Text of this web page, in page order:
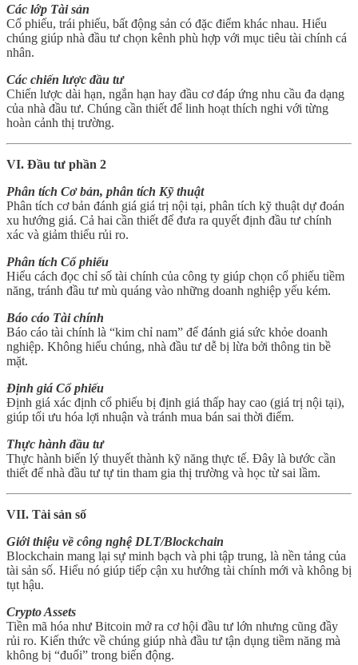
Các lớp Tài sản
Cổ phiếu, trái phiếu, bất động sản có đặc điểm khác nhau. Hiểu
chúng giúp nhà đầu tư chọn kênh phù hợp với mục tiêu tài chính cá
nhân.
Các chiến lược đầu tư
Chiến lược dài hạn, ngắn hạn hay đầu cơ đáp ứng nhu cầu đa dạng
của nhà đầu tư. Chúng cần thiết để linh hoạt thích nghi với từng
hoàn cảnh thị trường.
VI. Đầu tư phần 2
Phân tích Cơ bản, phân tích Kỹ thuật
Phân tích cơ bản đánh giá giá trị nội tại, phân tích kỹ thuật dự đoán
xu hướng giá. Cả hai cần thiết để đưa ra quyết định đầu tư chính
xác và giảm thiểu rủi ro.
Phân tích Cổ phiếu
Hiểu cách đọc chỉ số tài chính của công ty giúp chọn cổ phiếu tiềm
năng, tránh đầu tư mù quáng vào những doanh nghiệp yếu kém.
Báo cáo Tài chính
Báo cáo tài chính là “kim chỉ nam” để đánh giá sức khỏe doanh
nghiệp. Không hiểu chúng, nhà đầu tư dễ bị lừa bởi thông tin bề
mặt.
Định giá Cổ phiếu
Định giá xác định cổ phiếu bị định giá thấp hay cao (giá trị nội tại),
giúp tối ưu hóa lợi nhuận và tránh mua bán sai thời điểm.
Thực hành đầu tư
Thực hành biến lý thuyết thành kỹ năng thực tế. Đây là bước cần
thiết để nhà đầu tư tự tin tham gia thị trường và học từ sai lầm.
VII. Tài sản số
Giới thiệu về công nghệ DLT/Blockchain
Blockchain mang lại sự minh bạch và phi tập trung, là nền tảng của
tài sản số. Hiểu nó giúp tiếp cận xu hướng tài chính mới và không bị
tụt hậu.
Crypto Assets
Tiền mã hóa như Bitcoin mở ra cơ hội đầu tư lớn nhưng cũng đầy
rủi ro. Kiến thức về chúng giúp nhà đầu tư tận dụng tiềm năng mà
không bị “đuối” trong biến động.